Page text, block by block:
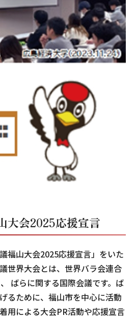
大会2025応援宣言
福山大会2025応援宣言」をいた
世界大会とは、世界バラ会連合
ばらに関する国際会議です。ば
るために、福山市を中心に活動
用による大会PR活動や応援宣言